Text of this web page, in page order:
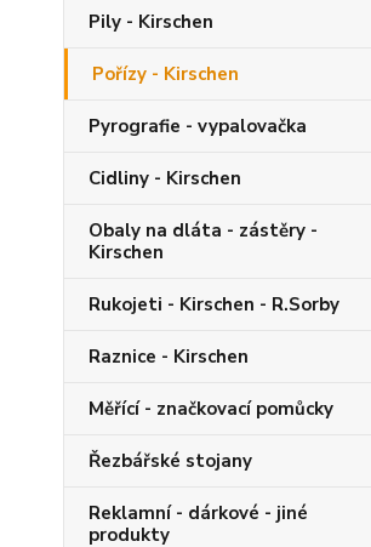
Pily - Kirschen
Pořízy - Kirschen
Pyrografie - vypalovačka
Cidliny - Kirschen
Obaly na dláta - zástěry -
Kirschen
Rukojeti - Kirschen - R.Sorby
Raznice - Kirschen
Měřící - značkovací pomůcky
Řezbářské stojany
Reklamní - dárkové - jiné
produkty